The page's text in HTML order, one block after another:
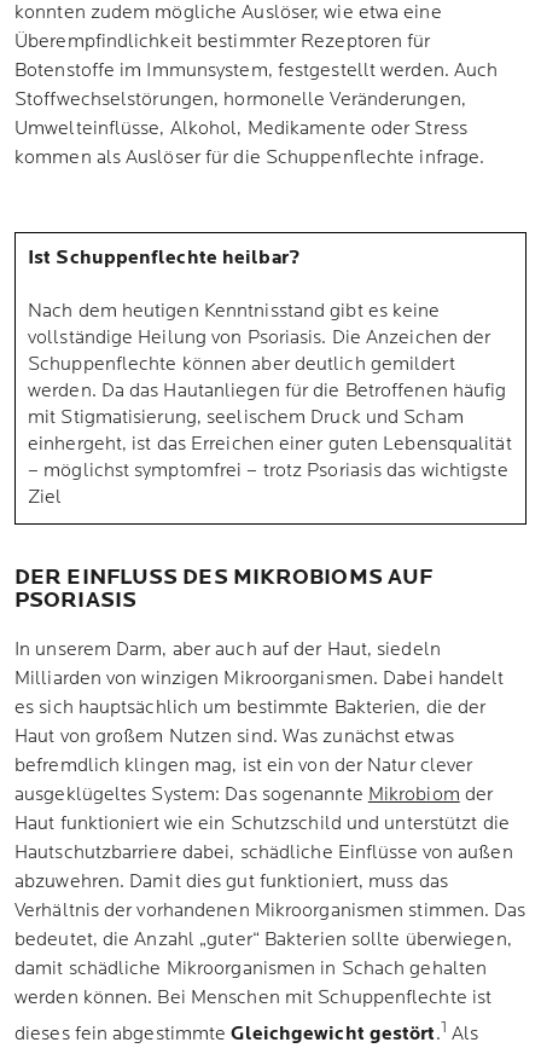
konnten zudem mögliche Auslöser, wie etwa eine
Überempfindlichkeit bestimmter Rezeptoren für
Botenstoffe im Immunsystem, festgestellt werden. Auch
Stoffwechselstörungen, hormonelle Veränderungen,
Umwelteinflüsse, Alkohol, Medikamente oder Stress
kommen als Auslöser für die Schuppenflechte infrage.
Ist Schuppenflechte heilbar?
Nach dem heutigen Kenntnisstand gibt es keine
vollständige Heilung von Psoriasis. Die Anzeichen der
Schuppenflechte können aber deutlich gemildert
werden. Da das Hautanliegen für die Betroffenen häufig
mit Stigmatisierung, seelischem Druck und Scham
einhergeht, ist das Erreichen einer guten Lebensqualität
– möglichst symptomfrei – trotz Psoriasis das wichtigste
Ziel
DER EINFLUSS DES MIKROBIOMS AUF
PSORIASIS
In unserem Darm, aber auch auf der Haut, siedeln
Milliarden von winzigen Mikroorganismen. Dabei handelt
es sich hauptsächlich um bestimmte Bakterien, die der
Haut von großem Nutzen sind. Was zunächst etwas
befremdlich klingen mag, ist ein von der Natur clever
ausgeklügeltes System: Das sogenannte Mikrobiom der
Haut funktioniert wie ein Schutzschild und unterstützt die
Hautschutzbarriere dabei, schädliche Einflüsse von außen
abzuwehren. Damit dies gut funktioniert, muss das
Verhältnis der vorhandenen Mikroorganismen stimmen. Das
bedeutet, die Anzahl „guter“ Bakterien sollte überwiegen,
damit schädliche Mikroorganismen in Schach gehalten
werden können. Bei Menschen mit Schuppenflechte ist
dieses fein abgestimmteGleichgewicht gestört.1 Als